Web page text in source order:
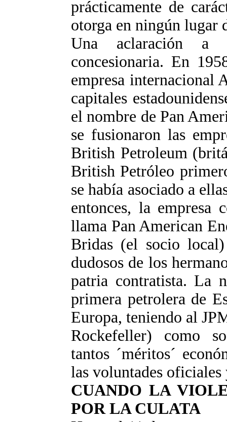
prácticamente de
otorga en ningún lugar
Una aclaración a
concesionaria. En
empresa internacional
capitales
el nombre de Pan
se fusionaron las
British Petroleum
British Petróleo
se había asociado a
entonces, la empresa
llama Pan American
Bridas (el socio local)
dudosos de los
patria contratista. La
primera petrolera de
Europa, teniendo al
Rockefeller) como
tantos ´méritos´
las voluntades
CUANDO LA
POR LA CULATA